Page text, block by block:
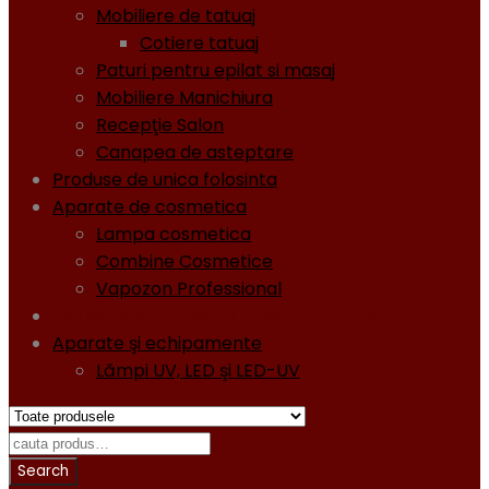
Mobiliere de tatuaj
Cotiere tatuaj
Paturi pentru epilat si masaj
Mobiliere Manichiura
Recepţie Salon
Canapea de asteptare
Produse de unica folosinta
Aparate de cosmetica
Lampa cosmetica
Combine Cosmetice
Vapozon Professional
Aparate şi echipamente
Lămpi UV, LED şi LED-UV